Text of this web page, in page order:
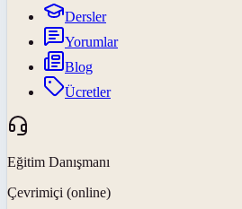
Dersler
Yorumlar
Blog
Ücretler
Eğitim Danışmanı
Çevrimiçi (online)